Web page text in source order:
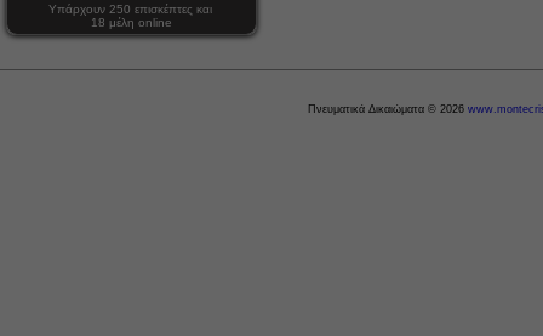
Υπάρχουν 250 επισκέπτες και
18 μέλη online
Πνευματικά Δικαιώματα © 2026